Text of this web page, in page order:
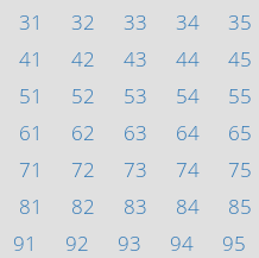
31
32 33 34 35
41
42 43 44 45
51
52 53 54 55
61
62 63 64 65
71
72 73 74 75
81
82 83 84 85
91
92 93 94 95